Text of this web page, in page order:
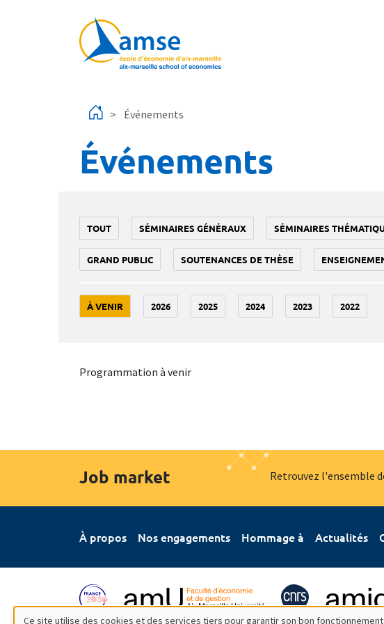
Événements
Événements
TOUT SÉMINAIRES GÉNÉRAUX SÉMINAIRES
GRAND PUBLIC SOUTENANCES DE THÈSE
À VENIR 2026 2025 2024 2023 2022
Programmation à venir
Job market Retrouvez l'ensemble
À propos Nos engagements Hommage à Actualités
Ce site utilise des cookies et des services tiers pour garantir son bon